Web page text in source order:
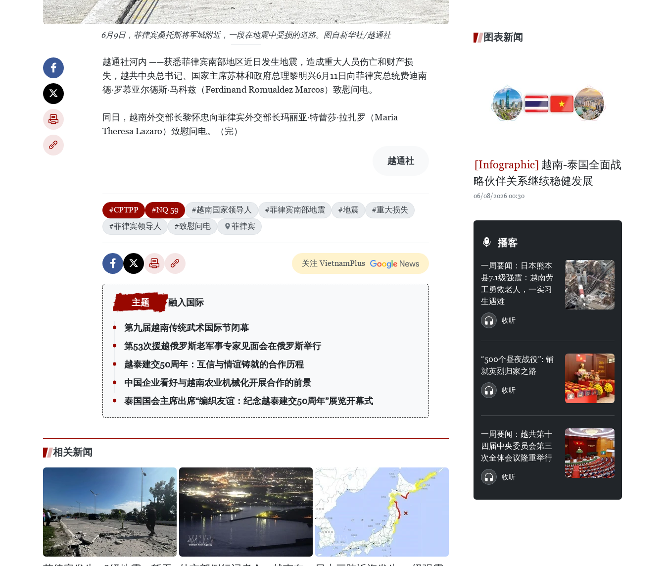
6月9日，菲律宾桑托斯将军城附近，一段在地震中受损的道路。图自新华社/越通社
越通社河内 ——获悉菲律宾南部地区近日发生地震，造成重大人员伤亡和财产损
失，越共中央总书记、国家主席苏林和政府总理黎明兴6月11日向菲律宾总统费迪南
德·罗慕亚尔德斯·马科兹（Ferdinand Romualdez Marcos）致慰问电。
同日，越南外交部长黎怀忠向菲律宾外交部长玛丽亚·特蕾莎·拉扎罗（Maria
Theresa Lazaro）致慰问电。（完）
越通社
#CPTPP #NQ 59 #越南国家领导人 #菲律宾南部地震 #地震
#重大损失
#菲律宾领导人
#致慰问电 菲律宾
关注 VietnamPlus
融入国际
第九届越南传统武术国际节闭幕
第53次援越俄罗斯老军事专家见面会在俄罗斯举行
越泰建交50周年：互信与情谊铸就的合作历程
中国企业看好与越南农业机械化开展合作的前景
泰国国会主席出席“编织友谊：纪念越泰建交50周年”展览开幕式
相关新闻
图表新闻
越南-泰国全面战
略伙伴关系继续稳健发展
06/08/2026 00:30
播客
一周要闻：日本熊本
县7.1级强震：越南劳
工勇救老人，一实习
生遇难
收听
“500个昼夜战役”: 铺
就英烈归家之路
收听
一周要闻：越共第十
四届中央委员会第三
次全体会议隆重举行
收听